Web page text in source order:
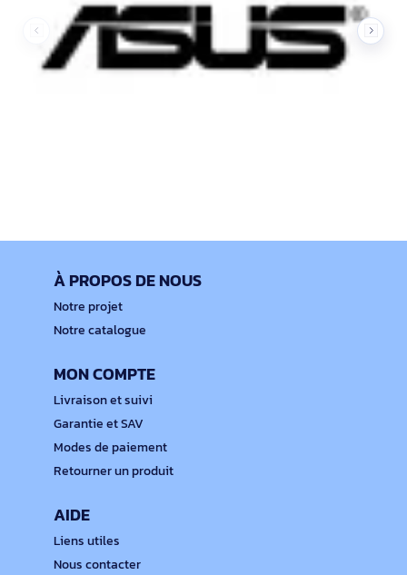
À PROPOS DE NOUS
Notre projet
Notre catalogue
MON COMPTE
Livraison et suivi
Garantie et SAV
Modes de paiement
Retourner un produit
AIDE
Liens utiles
Nous contacter